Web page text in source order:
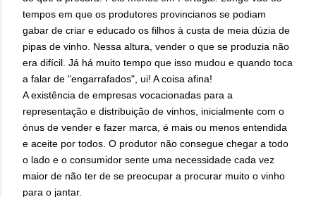
tempos em que os produtores provincianos se podiam
gabar de criar e educado os filhos à custa de meia dúzia de
pipas de vinho. Nessa altura, vender o que se produzia não
era difícil. Já há muito tempo que isso mudou e quando toca
a falar de "engarrafados", ui! A coisa afina!
A existência de empresas vocacionadas para a
representação e distribuição de vinhos, inicialmente com o
ónus de vender e fazer marca, é mais ou menos entendida
e aceite por todos. O produtor não consegue chegar a todo
o lado e o consumidor sente uma necessidade cada vez
maior de não ter de se preocupar a procurar muito o vinho
para o jantar.